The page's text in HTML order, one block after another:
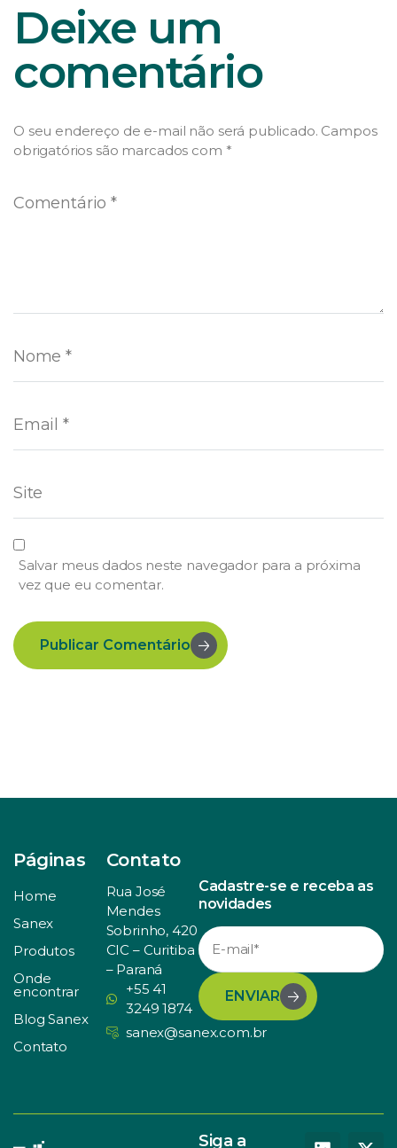
Deixe um
comentário
O seu endereço de e-mail não será publicado. Campos
obrigatórios são marcados com *
Salvar meus dados neste navegador para a próxima
vez que eu comentar.
Publicar Comentário
Páginas
Home
Sanex
Produtos
Onde
encontrar
Blog Sanex
Contato
Contato
Rua José
Mendes
Sobrinho, 420
CIC – Curitiba
– Paraná
+55 41
3249 1874
sanex@sanex.com.br
Cadastre-se e receba as
novidades
ENVIAR
Siga a